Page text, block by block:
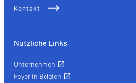
Kontakt
Nützliche Links
Unternehmen
Foyer in Belgien